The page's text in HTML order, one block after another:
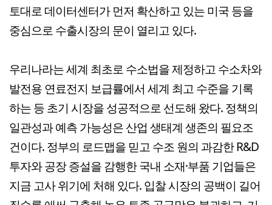
토대로 데이터센터가 먼저 확산하고 있는 미국 등을
중심으로 수출시장의 문이 열리고 있다.
우리나라는 세계 최초로 수소법을 제정하고 수소차와
발전용 연료전지 보급률에서 세계 최고 수준을 기록
하는 등 초기 시장을 성공적으로 선도해 왔다. 정책의
일관성과 예측 가능성은 산업 생태계 생존의 필요조
건이다. 정부의 로드맵을 믿고 수조 원의 과감한 R&D
투자와 공장 증설을 감행한 국내 소재·부품 기업들은
지금 고사 위기에 처해 있다. 입찰 시장의 공백이 길어